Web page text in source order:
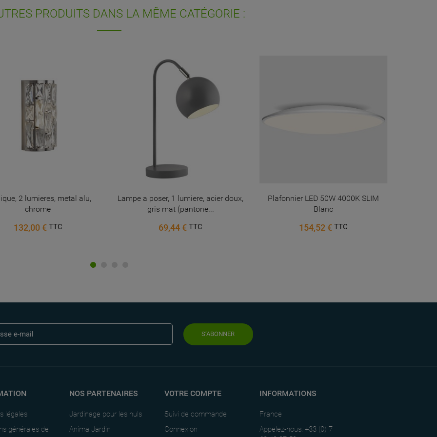
PRODUITS DANS LA MÊME CATÉGORIE :
2 lumieres, metal alu,
chrome
132,00 € TTC
Lampe a poser, 1 lumiere, acier doux,
gris mat (pantone...
69,44 €TTC
Plafonnier LED 50W 4000K SLIM
Blanc
154,52 € TTC
S’ABONNER
légales
générales de
NOS PARTENAIRES
Jardinage pour les nuls
Anima Jardin
VOTRE COMPTE
Suivi de commande
Connexion
INFORMATIONS
France
Appelez-nous: +33 (0) 7